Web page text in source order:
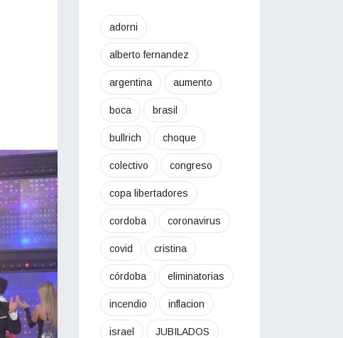
adorni
alberto fernandez
argentina aumento
boca brasil
bullrich choque
colectivo congreso
copa libertadores
cordoba coronavirus
covid cristina
córdoba eliminatorias
incendio inflacion
israel JUBILADOS